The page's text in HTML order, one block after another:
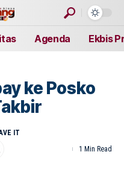
Agenda Ekbis
ke Posko
1 Min Read